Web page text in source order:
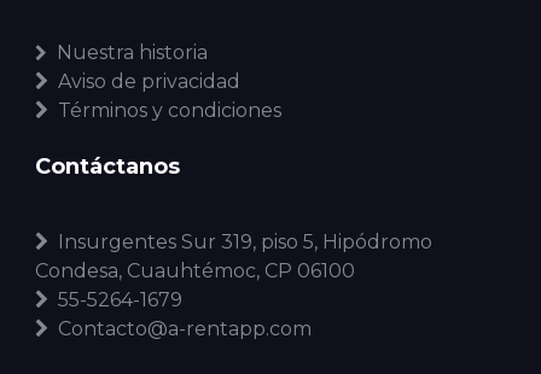
Nuestra historia
Aviso de privacidad
Términos y condiciones
Contáctanos
Insurgentes Sur 319, piso 5, Hipódromo
Condesa, Cuauhtémoc, CP 06100
55-5264-1679
Contacto@a-rentapp.com